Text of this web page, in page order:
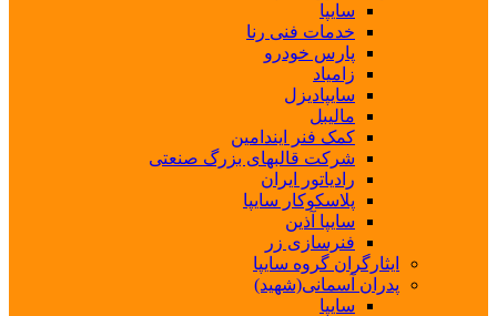
سایپا
خدمات فنی رنا
پارس خودرو
زامیاد
سایپادیزل
مالیبل
کمک فنر ایندامین
شرکت قالبهای بزرگ صنعتی
رادیاتور ایران
پلاسکوکار سایپا
سایپا آذین
فنرسازی زر
ایثارگران گروه سایپا
پدران آسمانی(شهید)
سایپا